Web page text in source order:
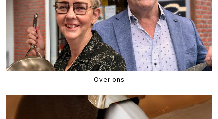
Over ons